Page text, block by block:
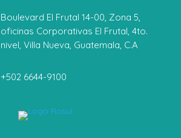
Boulevard El Frutal 14-00, Zona 5,
oficinas Corporativas El Frutal, 4to.
nivel, Villa Nueva, Guatemala, C.A
+502 6644-9100